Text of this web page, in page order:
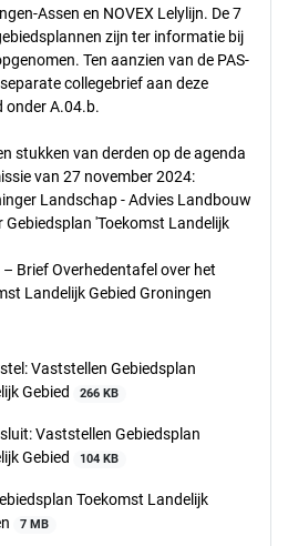
Assen en NOVEX Lelylijn. De 7
zijn ter informatie bij
Ten aanzien van de PAS-
collegebrief aan deze
onder A.04.b.
stukken van derden op de agenda
van 27 november 2024:
Landschap - Advies Landbouw
Gebiedsplan 'Toekomst Landelijk
– Brief Overhedentafel over het
Landelijk Gebied Groningen
Vaststellen Gebiedsplan
Gebied
266 KB
Vaststellen Gebiedsplan
Gebied
104 KB
Toekomst Landelijk
7 MB